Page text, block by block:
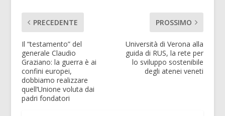
PRECEDENTE
Il “testamento” del
generale Claudio
Graziano: la guerra è ai
confini europei,
dobbiamo realizzare
quell’Unione voluta dai
padri fondatori
PROSSIMO
Università di Verona alla
guida di RUS, la rete per
lo sviluppo sostenibile
degli atenei veneti